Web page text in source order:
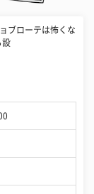
ブローテは怖くな
設